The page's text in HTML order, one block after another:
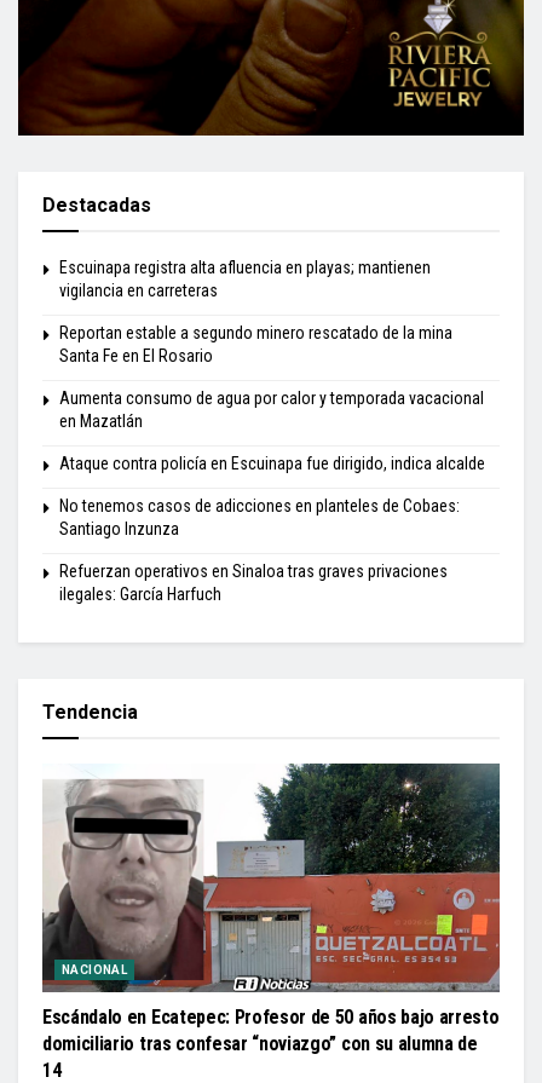
Destacadas
Escuinapa registra alta afluencia en playas; mantienen
vigilancia en carreteras
Reportan estable a segundo minero rescatado de la mina
Santa Fe en El Rosario
Aumenta consumo de agua por calor y temporada vacacional
en Mazatlán
Ataque contra policía en Escuinapa fue dirigido, indica alcalde
No tenemos casos de adicciones en planteles de Cobaes:
Santiago Inzunza
Refuerzan operativos en Sinaloa tras graves privaciones
ilegales: García Harfuch
Tendencia
NACIONAL
Escándalo en Ecatepec: Profesor de 50 años bajo arresto
domiciliario tras confesar “noviazgo” con su alumna de
14